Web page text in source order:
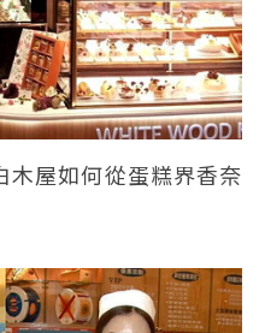
木屋如何從蛋糕界香奈